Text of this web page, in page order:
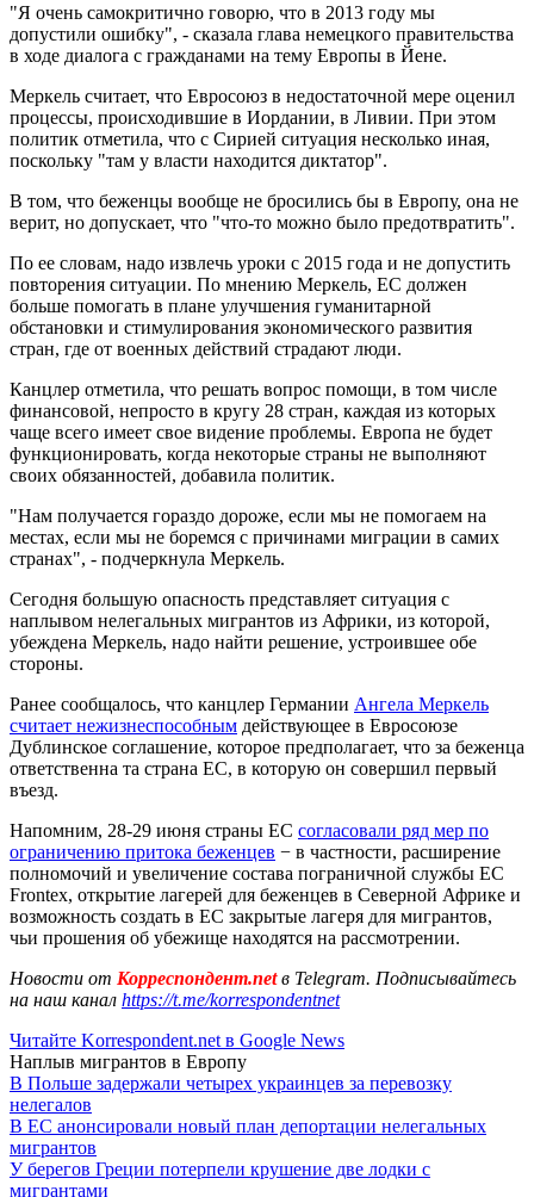
"Я очень самокритично говорю, что в 2013 году мы
допустили ошибку", - сказала глава немецкого правительства
в ходе диалога с гражданами на тему Европы в Йене.
Меркель считает, что Евросоюз в недостаточной мере оценил
процессы, происходившие в Иордании, в Ливии. При этом
политик отметила, что с Сирией ситуация несколько иная,
поскольку "там у власти находится диктатор".
В том, что беженцы вообще не бросились бы в Европу, она не
верит, но допускает, что "что-то можно было предотвратить".
По ее словам, надо извлечь уроки с 2015 года и не допустить
повторения ситуации. По мнению Меркель, ЕС должен
больше помогать в плане улучшения гуманитарной
обстановки и стимулирования экономического развития
стран, где от военных действий страдают люди.
Канцлер отметила, что решать вопрос помощи, в том числе
финансовой, непросто в кругу 28 стран, каждая из которых
чаще всего имеет свое видение проблемы. Европа не будет
функционировать, когда некоторые страны не выполняют
своих обязанностей, добавила политик.
"Нам получается гораздо дороже, если мы не помогаем на
местах, если мы не боремся с причинами миграции в самих
странах", - подчеркнула Меркель.
Сегодня большую опасность представляет ситуация с
наплывом нелегальных мигрантов из Африки, из которой,
убеждена Меркель, надо найти решение, устроившее обе
стороны.
Ранее сообщалось, что канцлер Германии Ангела Меркель
считает нежизнеспособным действующее в Евросоюзе
Дублинское соглашение, которое предполагает, что за беженца
ответственна та страна ЕС, в которую он совершил первый
въезд.
Напомним, 28-29 июня страны ЕС согласовали ряд мер по
ограничению притока беженцев − в частности, расширение
полномочий и увеличение состава пограничной службы ЕС
Frontex, открытие лагерей для беженцев в Северной Африке и
возможность создать в ЕС закрытые лагеря для мигрантов,
чьи прошения об убежище находятся на рассмотрении.
Новости от Корреспондент.netв Telegram. Подписывайтесь
на наш канал https://t.me/korrespondentnet
Читайте Korrespondent.net в Google News
Наплыв мигрантов в Европу
В Польше задержали четырех украинцев за перевозку
нелегалов
В ЕС анонсировали новый план депортации нелегальных
мигрантов
У берегов Греции потерпели крушение две лодки с
мигрантами